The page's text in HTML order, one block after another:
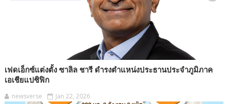
เฟดเอ็กซ์แต่งตั้ง ซาลิล ชารี ดำรงตำแหน่งประธานประจำภูมิภาค
เอเชียแปซิฟิก
newsverse Jan 22, 2026